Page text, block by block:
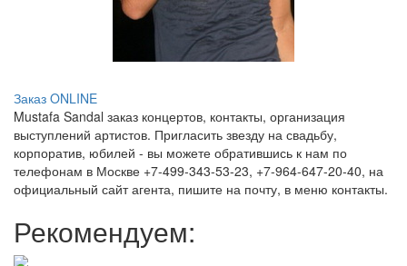
Заказ ONLINE
Mustafa Sandal заказ концертов, контакты, организация
выступлений артистов. Пригласить звезду на свадьбу,
корпоратив, юбилей - вы можете обратившись к нам по
телефонам в Москве +7-499-343-53-23, +7-964-647-20-40, на
официальный сайт агента, пишите на почту, в меню контакты.
Рекомендуем: